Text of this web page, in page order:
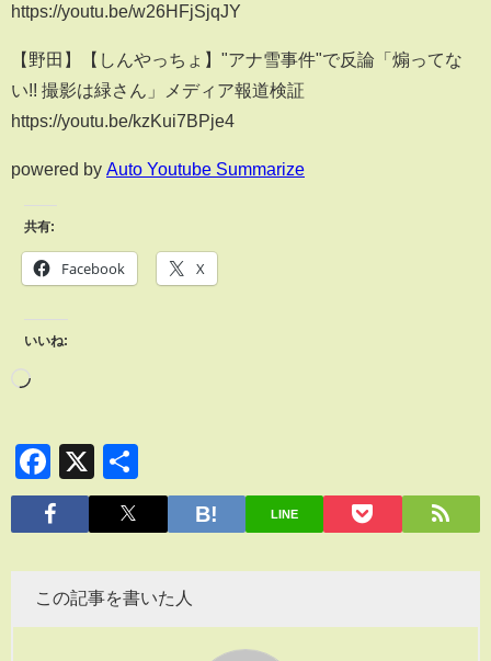
https://youtu.be/w26HFjSjqJY
【野田】【しんやっちょ】"アナ雪事件"で反論「煽ってな
い!! 撮影は緑さん」メディア報道検証
https://youtu.be/kzKui7BPje4
powered by Auto Youtube Summarize
共有:
Facebook X
いいね:
Facebook
X
有
LINE
この記事を書いた人